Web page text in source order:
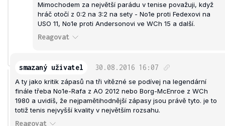
Mimochodem za největší parádu v tenise považuji, když
hráč otočí z 0:2 na 3:2 na sety - No1e proti Fedexovi na
USO 11, No1e proti Andersonovi ve WCh 15 a další.
Reagovat
smazaný uživatel 30.08.2016 16:07
A ty jako kritik zápasů na tři vítězné se podívej na legendární
finále třeba No1e-Rafa z AO 2012 nebo Borg-McEnroe z WCh
1980 a uvidíš, že nejpamětihodnější zápasy jsou právě tyto. je to
totiž tenis nejvyšší kvality v největším rozsahu.
Reagovat